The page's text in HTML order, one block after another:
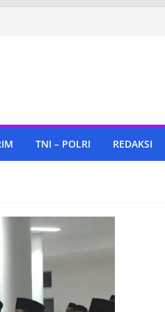
TNI – POLRI REDAKSI